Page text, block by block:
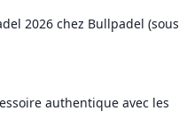
2026 chez Bullpadel (sous
authentique avec les